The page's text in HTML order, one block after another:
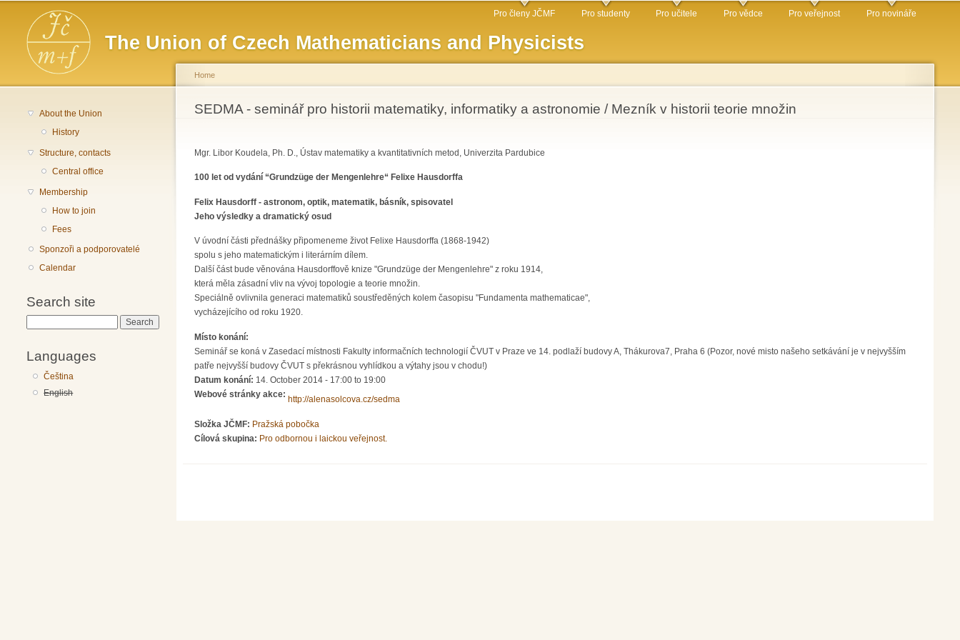
The Union of Czech Mathematicians and Physicists
Main menu Pro členy JČMF Pro studenty Pro učitele Pro vědce Pro veřejnost Pro novináře
About the Union
History
Structure, contacts
Central office
Membership
How to join
Fees
Sponzoři a podporovatelé
Calendar
Search site
Languages
Čeština
English
You are here
Home
SEDMA - seminář pro historii matematiky, informatiky a astronomie / Mezník v historii teorie množin
Mgr. Libor Koudela, Ph. D., Ústav matematiky a kvantitativních metod, Univerzita Pardubice
100 let od vydání “Grundzüge der Mengenlehre“ Felixe Hausdorffa
Felix Hausdorff - astronom, optik, matematik, básník, spisovatel
Jeho výsledky a dramatický osud
V úvodní části přednášky připomeneme život Felixe Hausdorffa (1868-1942)
spolu s jeho matematickým i literárním dílem.
Další část bude věnována Hausdorffově knize "Grundzüge der Mengenlehre" z roku 1914,
která měla zásadní vliv na vývoj topologie a teorie množin.
Speciálně ovlivnila generaci matematiků soustředěných kolem časopisu "Fundamenta mathematicae",
vycházejícího od roku 1920.
Místo konání:
Seminář se koná v Zasedací místnosti Fakulty informačních technologií ČVUT v Praze ve 14. podlaží budovy A, Thákurova7, Praha 6 (Pozor, nové misto našeho setkávání je v nejvyšším
patře nejvyšší budovy ČVUT s překrásnou vyhlídkou a výtahy jsou v chodu!)
Datum konání: 14. October 2014 - 17:00 to 19:00
Webové stránky akce:
http://alenasolcova.cz/sedma
Složka JČMF: Pražská pobočka
Cílová skupina: Pro odbornou i laickou veřejnost.